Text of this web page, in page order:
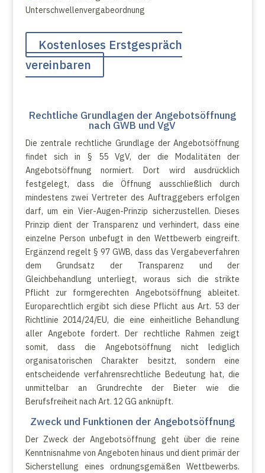
Kostenloses Erstgespräch
vereinbaren
Rechtliche Grundlagen der Angebotsöffnung
nach GWB und VgV
Die zentrale rechtliche Grundlage der Angebotsöffnung
findet sich in § 55 VgV, der die Modalitäten der
Angebotsöffnung normiert. Dort wird ausdrücklich
festgelegt, dass die Öffnung ausschließlich durch
mindestens zwei Vertreter des Auftraggebers erfolgen
darf, um ein Vier-Augen-Prinzip sicherzustellen. Dieses
Prinzip dient der Transparenz und verhindert, dass eine
einzelne Person unbefugt in den Wettbewerb eingreift.
Ergänzend regelt § 97 GWB, dass das Vergabeverfahren
dem Grundsatz der Transparenz und der
Gleichbehandlung unterliegt, woraus sich die strikte
Pflicht zur formgerechten Angebotsöffnung ableitet.
Europarechtlich ergibt sich diese Pflicht aus Art. 53 der
Richtlinie 2014/24/EU, die eine einheitliche Behandlung
aller Angebote fordert. Der rechtliche Rahmen zeigt
somit, dass die Angebotsöffnung nicht lediglich
organisatorischen Charakter besitzt, sondern eine
entscheidende verfahrensrechtliche Bedeutung hat, die
unmittelbar an Grundrechte der Bieter wie die
Berufsfreiheit nach Art. 12 GG anknüpft.
Zweck und Funktionen der Angebotsöffnung
Der Zweck der Angebotsöffnung geht über die reine
Kenntnisnahme von Angeboten hinaus und dient primär der
Sicherstellung eines ordnungsgemäßen Wettbewerbs.